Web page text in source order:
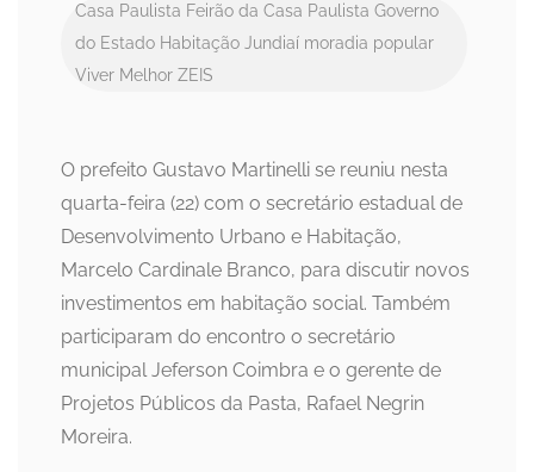
Casa Paulista Feirão da Casa Paulista Governo
do Estado Habitação Jundiaí moradia popular
Viver Melhor ZEIS
O prefeito Gustavo Martinelli se reuniu nesta
quarta-feira (22) com o secretário estadual de
Desenvolvimento Urbano e Habitação,
Marcelo Cardinale Branco, para discutir novos
investimentos em habitação social. Também
participaram do encontro o secretário
municipal Jeferson Coimbra e o gerente de
Projetos Públicos da Pasta, Rafael Negrin
Moreira.